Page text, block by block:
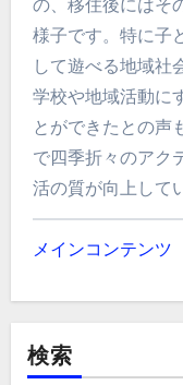
の、移住後にはそ
様子です。特に子
して遊べる地域社
学校や地域活動に
とができたとの声
で四季折々のアク
活の質が向上して
メインコンテンツ
検索